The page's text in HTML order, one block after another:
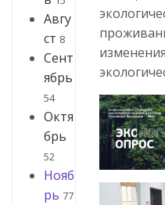
Авгу
ст 8
Сент
ябрь
54
Октя
брь
52
Нояб
рь 77